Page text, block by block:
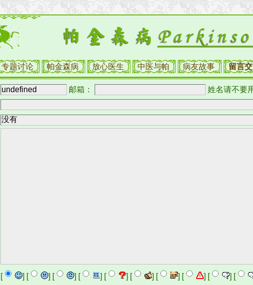
专题讨论 帕金森病 放心医生 中医与帕 病友故事 留言
邮箱：
姓名请不要
[ ] [ ] [ ] [ ] [ ] [ ] [ ] [ ] [ ] [